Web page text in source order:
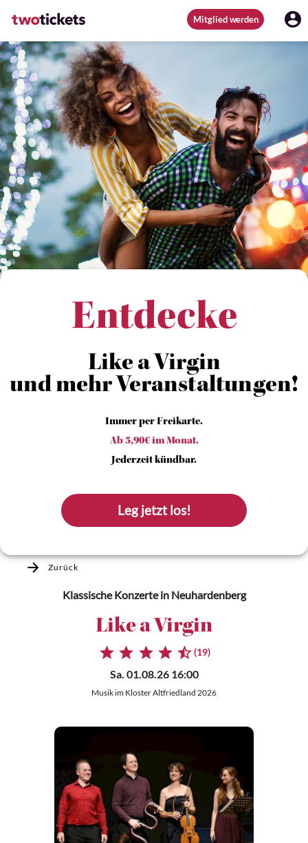
Mitglied werden
Entdecke
Like a Virgin
und mehr Veranstaltungen!
Immer per Freikarte.
Ab 5,90€ im Monat.
Jederzeit kündbar.
Leg jetzt los!
Zurück
Klassische Konzertein Neuhardenberg
Like a Virgin
(19)
Sa. 01.08.26 16:00
Musik im Kloster Altfriedland 2026